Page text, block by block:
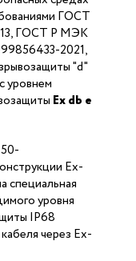
ГОСТ
ГОСТ Р МЭК
2021,
"d"
уровнем
Ехdb е
Ex-
специальная
уровня
IP68
через Ex-